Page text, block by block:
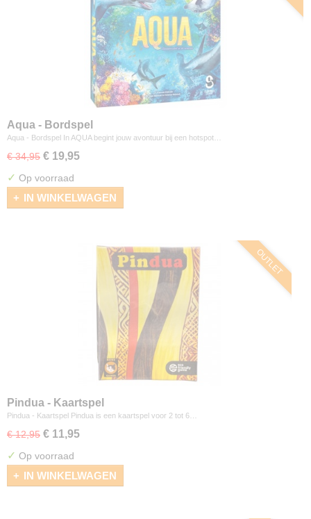
Aqua - Bordspel
Aqua - Bordspel In AQUA begint jouw avontuur bij een hotspot…
€ 34,95 € 19,95
✓ Op voorraad
IN WINKELWAGEN
OUTLET
Pindua - Kaartspel
Pindua - Kaartspel Pindua is een kaartspel voor 2 tot 6…
€ 12,95 € 11,95
✓ Op voorraad
IN WINKELWAGEN